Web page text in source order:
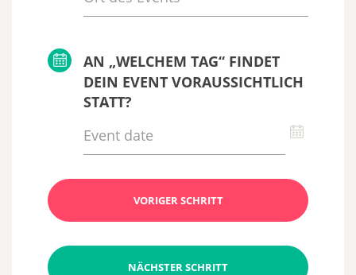
AN „WELCHEM TAG“ FINDET
DEIN EVENT VORAUSSICHTLICH
STATT?
VORIGER SCHRITT
NÄCHSTER SCHRITT